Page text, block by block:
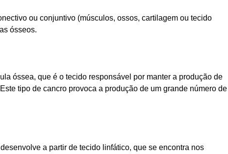
ou conjuntivo (músculos, ossos, cartilagem ou tecido
ósseos.
óssea, que é o tecido responsável por manter a produção de
tipo de cancro provoca a produção de um grande número de
a partir de tecido linfático, que se encontra nos